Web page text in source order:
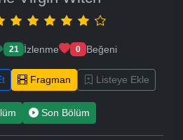
21 İzlenme 0 Beğeni
Fragman Listeye Ekle
Son Bölüm